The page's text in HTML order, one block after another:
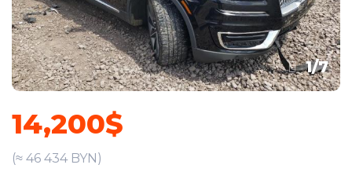
1/7
14,200$
(≈ 46 434 BYN)